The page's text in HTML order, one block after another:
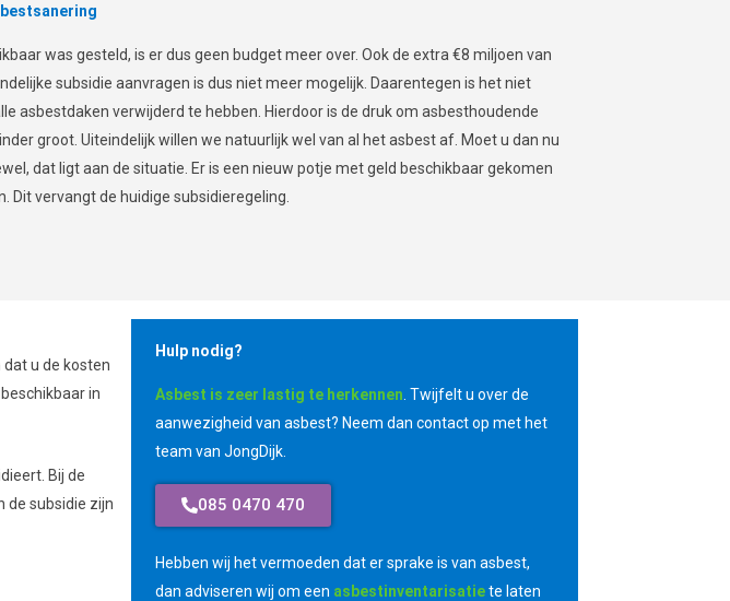
was gesteld, is er dus geen budget meer over. Ook de extra €8 miljoen van
subsidie aanvragen is dus niet meer mogelijk. Daarentegen is het niet
asbestdaken verwijderd te hebben. Hierdoor is de druk om asbesthoudende
groot. Uiteindelijk willen we natuurlijk wel van al het asbest af. Moet u dan nu
dat ligt aan de situatie. Er is een nieuw potje met geld beschikbaar gekomen
Dit vervangt de huidige subsidieregeling.
u de kosten
in
Bij de
de subsidie zijn
Hulp nodig?
Asbest is zeer lastig te herkennen. Twijfelt u over de
aanwezigheid van asbest? Neem dan contact op met het
team van JongDijk.
085 0470 470
Hebben wij het vermoeden dat er sprake is van asbest,
dan adviseren wij om een asbestinventarisatiete laten